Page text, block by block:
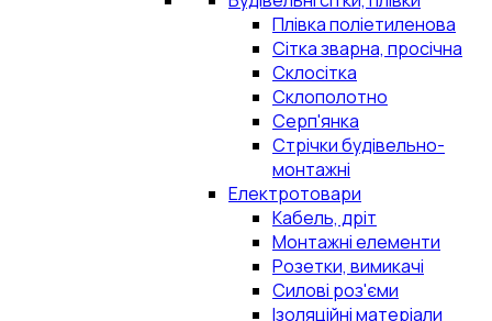
Плівка поліетиленова
Сітка зварна, просічна
Склосітка
Склополотно
Серп'янка
Стрічки будівельно-
монтажні
Електротовари
Кабель, дріт
Монтажні елементи
Розетки, вимикачі
Силові роз'єми
Ізоляційні матеріали